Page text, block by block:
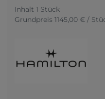
Inhalt 1 Stück
Grundpreis 1145,00 € /